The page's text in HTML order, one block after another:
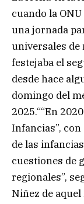
cuando la
una jornada
universales de
festejaba el
desde hace
domingo del
2025.““En
Infancias”,
de las
cuestiones de
regionales”,
Niñez de